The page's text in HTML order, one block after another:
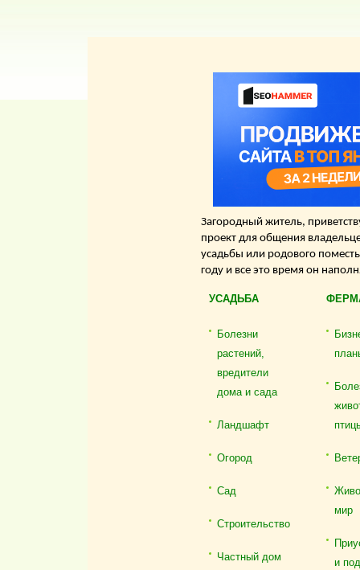
Загородный житель,
проект для общения
усадьбы или родового
году и все это время он
УСАДЬБА
Болезни
растений,
вредители
дома и сада
Ландшафт
Огород
Сад
Строительство
Частный дом
мир
и